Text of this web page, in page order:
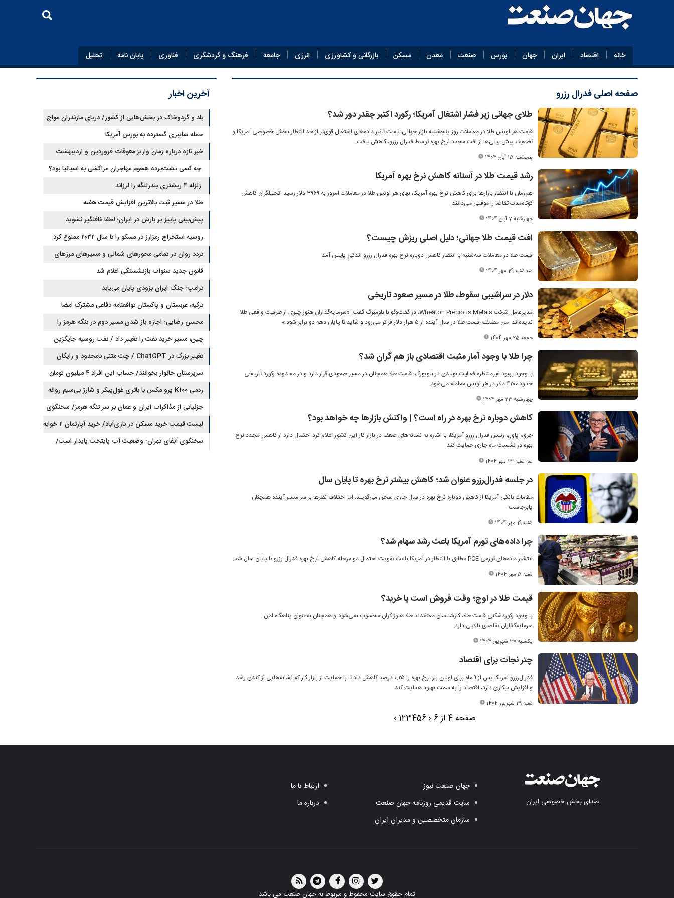
خانه اقتصاد ایران جهان بورس صنعت معدن مسکن بازرگانی و کشاورزی انرژی جامعه فرهنگ و گردشگری فناوری پایان‌ نامه تحلیل
صفحه اصلیفدرال رزرو
طلای جهانی زیر فشار اشتغال آمریکا؛ رکورد اکتبر چقدر دور شد؟
قیمت هر اونس طلا در معاملات روز پنجشنبه بازار جهانی، تحت تاثیر داده‌های اشتغال قوی‌تر از حد انتظار بخش خصوصی آمریکا و
تضعیف پیش بینی‌ها از افت مجدد نرخ بهره توسط فدرال رزرو، کاهش یافت.
پنجشنبه 15 آبان 1404
رشد قیمت طلا در آستانه کاهش نرخ بهره آمریکا
هم‌زمان با انتظار بازارها برای کاهش نرخ بهره آمریکا، بهای هر اونس طلا در معاملات امروز به ۳۹۶۹ دلار رسید. تحلیلگران کاهش
کوتاه‌مدت تقاضا را موقتی می‌دانند.
چهارشنبه 7 آبان 1404
افت قیمت طلا جهانی؛ دلیل اصلی ریزش چیست؟
قیمت طلا در معاملات سه‌شنبه با انتظار کاهش دوباره نرخ بهره فدرال رزرو اندکی پایین آمد.
سه شنبه 29 مهر 1404
دلار در سراشیبی سقوط، طلا در مسیر صعود تاریخی
مدیرعامل شرکت Wheaton Precious Metals، در گفت‌وگو با بلومبرگ گفت: «سرمایه‌گذاران هنوز چیزی از ظرفیت واقعی طلا
ندیده‌اند. من مطمئنم قیمت طلا در سال آینده از ۵ هزار دلار فراتر می‌رود و شاید تا پایان دهه دو برابر شود.»
جمعه 25 مهر 1404
چرا طلا با وجود آمار مثبت اقتصادی باز هم گران شد؟
با وجود بهبود غیرمنتظره فعالیت تولیدی در نیویورک، قیمت طلا همچنان در مسیر صعودی قرار دارد و در محدوده رکورد تاریخی
حدود ۴۲۰۰ دلار در هر اونس معامله می‌شود.
چهارشنبه 23 مهر 1404
کاهش دوباره نرخ بهره در راه است؟ | واکنش بازارها چه خواهد بود؟
جروم پاول، رئیس فدرال رزرو آمریکا، با اشاره به نشانه‌های ضعف در بازار کار این کشور اعلام کرد احتمال دارد از کاهش مجدد نرخ
بهره در نشست ماه جاری حمایت کند.
سه شنبه 22 مهر 1404
در جلسه فدرال‌رزرو عنوان شد؛ کاهش بیشتر نرخ بهره تا پایان سال
مقامات بانکی آمریکا از کاهش دوباره نرخ بهره در سال جاری سخن می‌گویند، اما اختلاف نظرها بر سر مسیر آینده همچنان
پابرجاست.
شنبه 19 مهر 1404
چرا داده‌های تورم آمریکا باعث رشد سهام شد؟
انتشار داده‌های تورمی PCE مطابق با انتظار در آمریکا باعث تقویت احتمال دو مرحله کاهش نرخ بهره فدرال رزرو تا پایان سال شد.
شنبه 5 مهر 1404
قیمت طلا در اوج؛ وقت فروش است یا خرید؟
با وجود رکوردشکنی قیمت طلا، کارشناسان معتقدند طلا هنوز گران محسوب نمی‌شود و همچنان به‌عنوان پناهگاه امن
سرمایه‌گذاران تقاضای بالایی دارد.
یکشنبه 30 شهریور 1404
چتر نجات برای اقتصاد
فدرال‌رزرو آمریکا پس از ۹ ماه برای اولین بار نرخ بهره را ۰.۲۵ درصد کاهش داد تا با حمایت از بازار کار که نشانه‌هایی از کندی رشد
و افزایش بیکاری دارد، اقتصاد را به سمت بهبود هدایت کند.
شنبه 29 شهریور 1404
صفحه 4 از 6 ‹
123456
›
آخرین اخبار
باد و گردوخاک در بخش‌هایی از کشور/ دریای مازندران مواج
است
حمله سایبری گسترده به بورس آمریکا
خبر تازه درباره زمان واریز معوقات فروردین و اردیبهشت
بازنشستگان تامین اجتماعی
چه کسی پشت‌پرده هجوم مهاجران مراکشی به اسپانیا بود؟
زلزله ۴ ریشتری بندرلنگه را لرزاند
طلا در مسیر ثبت بالاترین افزایش قیمت هفته
پیش‌بینی پاییز پر بارش در ایران؛ لطفا غافلگیر نشوید
روسیه استخراج رمزارز در مسکو را تا سال ۲۰۳۲ ممنوع کرد
تردد روان در تمامی محورهای شمالی و مسیرهای مرزهای
اربعین
قانون جدید سنوات بازنشستگی اعلام شد
ترامپ: جنگ ایران بزودی پایان می‌یابد
ترکیه، عربستان و پاکستان توافقنامه دفاعی مشترک امضا
می‌کنند
محسن رضایی: اجازه باز شدن مسیر دوم در تنگه هرمز را
نخواهیم داد
چین، مسیر خرید نفت را تغییر داد / نفت روسیه جایگزین
نفت عربستان شد
تغییر بزرگ در ChatGPT / چت متنی نامحدود و رایگان
سرپرستان خانوار بخوانند/ حساب این افراد ۴ میلیون تومان
شارژ شد
ردمی K100 پرو مکس با باتری غول‌پیکر و شارژ بی‌سیم روانه
بازار می‌شود
جزئیاتی از مذاکرات ایران و عمان بر سر تنگه هرمز/ سخنگوی
هیات رئیسه مجلس: بیانیه‌ای شامل تصحیح مسیر تردد دریایی
در تنگه، در آستانه نهایی شدن است
لیست قیمت خرید مسکن در نازی‌آباد/ خرید آپارتمان ۲ خوابه
در این منطقه چقدر سرمایه نیاز دارد؟ + جدول مردادماه ۱۴۰۵
سخنگوی آبفای تهران: وضعیت آب پایتخت پایدار است/
صدای بخش خصوصی ایران
جهان صنعت نیوز
سایت قدیمی روزنامه جهان صنعت
سازمان متخصصین و مدیران ایران
ارتباط با ما
درباره ما
تمام حقوق سایت محفوظ و مربوط به جهان صنعت می باشد